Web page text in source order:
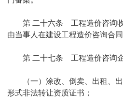
第 二十六条 工程造价咨询收
由当事人在建设工程造价咨询合同
第 二十七条 工程造价咨询企
（一）涂改、倒卖、出租、出
形式非法转让资质证书；